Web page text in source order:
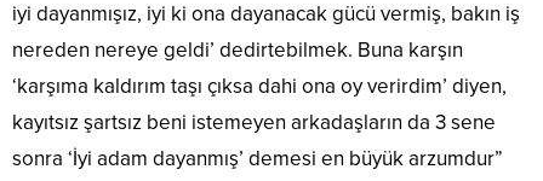
iyi dayanmışız, iyi ki ona dayanacak gücü vermiş, bakın iş
nereden nereye geldi’ dedirtebilmek. Buna karşın
‘karşıma kaldırım taşı çıksa dahi ona oy verirdim’ diyen,
kayıtsız şartsız beni istemeyen arkadaşların da 3 sene
sonra ‘İyi adam dayanmış’ demesi en büyük arzumdur”